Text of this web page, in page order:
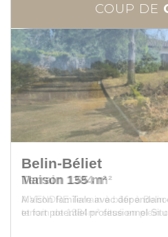
COUP DE
Belin-Béliet
Terrain 1384 m²
A VENDRE Terrain à bâtir à
terrain de 1384m² situé en plein